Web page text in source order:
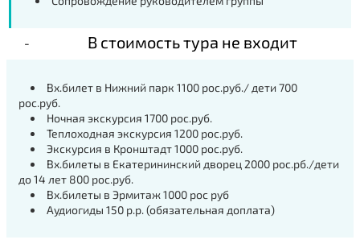
В стоимость тура не входит
Вх.билет в Нижний парк 1100 рос.руб./ дети 700
рос.руб.
Ночная экскурсия 1700 рос.руб.
Теплоходная экскурсия 1200 рос.руб.
Экскурсия в Кронштадт 1000 рос.руб.
Вх.билеты в Екатерининский дворец 2000 рос.рб./дети
до 14 лет 800 рос.руб.
Вх.билеты в Эрмитаж 1000 рос руб
Аудиогиды 150 р.р. (обязательная доплата)